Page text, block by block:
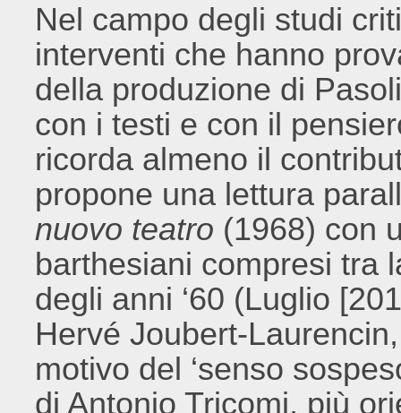
Nel campo degli studi
interventi che hanno
della produzione di
con i testi e con il
ricorda almeno il
propone una lettura
nuovo teatro (1968) con
barthesiani compresi tra
degli anni ‘60 (Luglio
Hervé Joubert-
motivo del ‘senso
di Antonio Tricomi, più